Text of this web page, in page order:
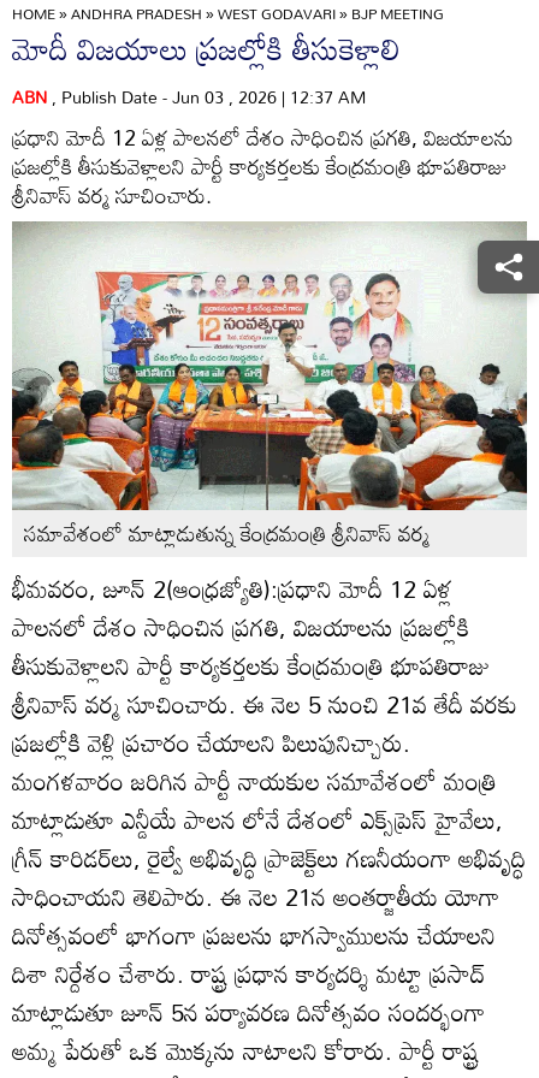
HOME»ANDHRA PRADESH»WEST GODAVARI»BJP MEETING
మోదీ విజయాలు ప్రజల్లోకి తీసుకెళ్లాలి
ABN, Publish Date - Jun 03 , 2026 | 12:37 AM
ప్రధాని మోదీ 12 ఏళ్ల పాలనలో దేశం సాధించిన ప్రగతి, విజయాలను
ప్రజల్లోకి తీసుకువెళ్లాలని పార్టీ కార్యకర్తలకు కేంద్రమంత్రి భూపతిరాజు
శ్రీనివాస్‌ వర్మ సూచించారు.
సమావేశంలో మాట్లాడుతున్న కేంద్రమంత్రి శ్రీనివాస్‌ వర్మ
భీమవరం, జూన్‌ 2(ఆంధ్రజ్యోతి):ప్రధాని మోదీ 12 ఏళ్ల
పాలనలో దేశం సాధించిన ప్రగతి, విజయాలను ప్రజల్లోకి
తీసుకువెళ్లాలని పార్టీ కార్యకర్తలకు కేంద్రమంత్రి భూపతిరాజు
శ్రీనివాస్‌ వర్మ సూచించారు. ఈ నెల 5 నుంచి 21వ తేదీ వరకు
ప్రజల్లోకి వెళ్లి ప్రచారం చేయాలని పిలుపునిచ్చారు.
మంగళవారం జరిగిన పార్టీ నాయకుల సమావేశంలో మంత్రి
మాట్లాడుతూ ఎన్డీయే పాలన లోనే దేశంలో ఎక్స్‌ప్రెస్‌ హైవేలు,
గ్రీన్‌ కారిడర్‌లు, రైల్వే అభివృద్ధి ప్రాజెక్ట్‌లు గణనీయంగా అభివృద్ధి
సాధించాయని తెలిపారు. ఈ నెల 21న అంతర్జాతీయ యోగా
దినోత్సవంలో భాగంగా ప్రజలను భాగస్వాములను చేయాలని
దిశా నిర్దేశం చేశారు. రాష్ట్ర ప్రధాన కార్యదర్శి మట్టా ప్రసాద్‌
మాట్లాడుతూ జూన్‌ 5న పర్యావరణ దినోత్సవం సందర్భంగా
అమ్మ పేరుతో ఒక మొక్కను నాటాలని కోరారు. పార్టీ రాష్ట్ర